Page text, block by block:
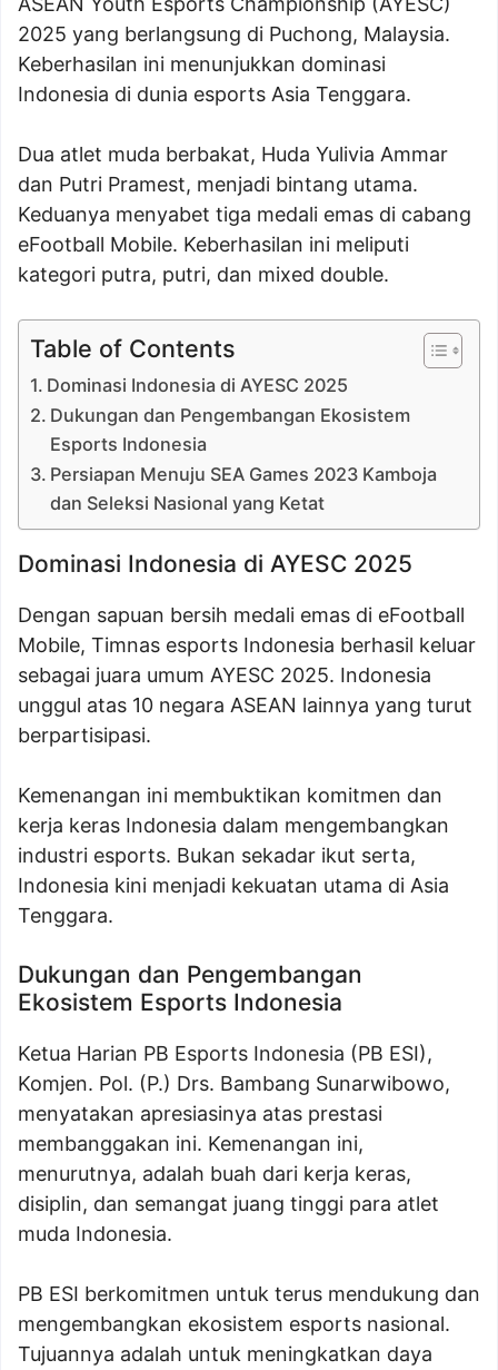
2025 yang berlangsung di Puchong, Malaysia.
Keberhasilan ini menunjukkan dominasi
Indonesia di dunia esports Asia Tenggara.
Dua atlet muda berbakat, Huda Yulivia Ammar
dan Putri Pramest, menjadi bintang utama.
Keduanya menyabet tiga medali emas di cabang
eFootball Mobile. Keberhasilan ini meliputi
kategori putra, putri, dan mixed double.
Table of Contents
Dominasi Indonesia di AYESC 2025
Dukungan dan Pengembangan Ekosistem
Esports Indonesia
Persiapan Menuju SEA Games 2023 Kamboja
dan Seleksi Nasional yang Ketat
Dominasi Indonesia di AYESC 2025
Dengan sapuan bersih medali emas di eFootball
Mobile, Timnas esports Indonesia berhasil keluar
sebagai juara umum AYESC 2025. Indonesia
unggul atas 10 negara ASEAN lainnya yang turut
berpartisipasi.
Kemenangan ini membuktikan komitmen dan
kerja keras Indonesia dalam mengembangkan
industri esports. Bukan sekadar ikut serta,
Indonesia kini menjadi kekuatan utama di Asia
Tenggara.
Dukungan dan Pengembangan
Ekosistem Esports Indonesia
Ketua Harian PB Esports Indonesia (PB ESI),
Komjen. Pol. (P.) Drs. Bambang Sunarwibowo,
menyatakan apresiasinya atas prestasi
membanggakan ini. Kemenangan ini,
menurutnya, adalah buah dari kerja keras,
disiplin, dan semangat juang tinggi para atlet
muda Indonesia.
PB ESI berkomitmen untuk terus mendukung dan
mengembangkan ekosistem esports nasional.
Tujuannya adalah untuk meningkatkan daya